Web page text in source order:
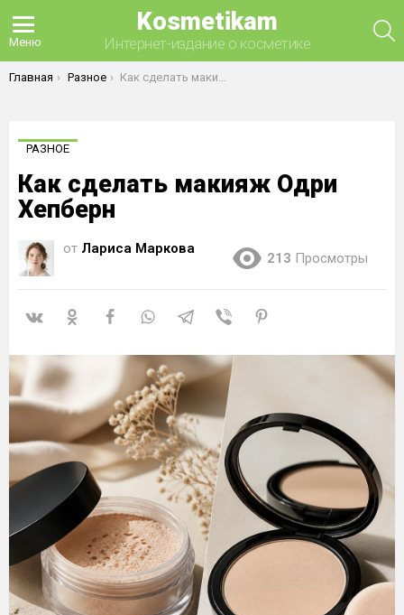
Меню
Kosmetikam
Интернет-издание о косметике
Вы здесь:
Главная Разное Как сделать макияж Одри Хепберн
РАЗНОЕ
Как сделать макияж Одри
Хепберн
от Лариса Маркова
213 Просмотры